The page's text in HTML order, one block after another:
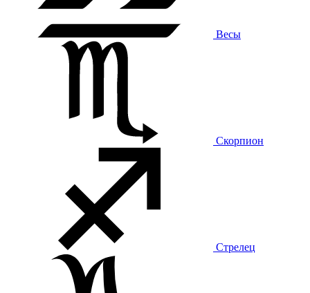
Весы
Скорпион
Стрелец